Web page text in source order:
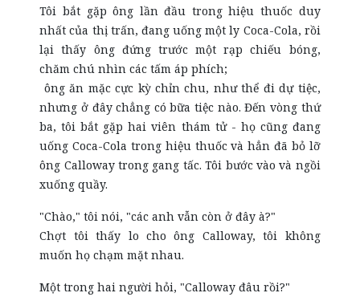
Tôi bắt gặp ông lần đầu trong hiệu thuốc duy
nhất của thị trấn, đang uống một ly Coca-Cola, rồi
lại thấy ông đứng trước một rạp chiếu bóng,
chăm chú nhìn các tấm áp phích;
ông ăn mặc cực kỳ chỉn chu, như thể đi dự tiệc,
nhưng ở đây chẳng có bữa tiệc nào. Đến vòng thứ
ba, tôi bắt gặp hai viên thám tử - họ cũng đang
uống Coca-Cola trong hiệu thuốc và hẳn đã bỏ lỡ
ông Calloway trong gang tấc. Tôi bước vào và ngồi
xuống quầy.
"Chào," tôi nói, "các anh vẫn còn ở đây à?"
Chợt tôi thấy lo cho ông Calloway, tôi không
muốn họ chạm mặt nhau.
Một trong hai người hỏi, "Calloway đâu rồi?"